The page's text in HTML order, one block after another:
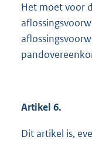
Het moet voor
Artikel 6.
Dit artikel is,